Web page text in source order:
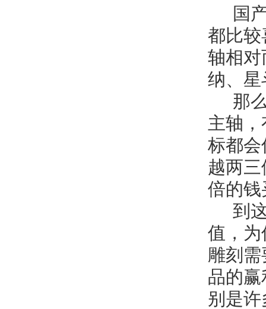
国
都比较
轴相对
纳、
那
主轴
标都会
越两
倍的钱
到
值，为
雕刻
品的
别是